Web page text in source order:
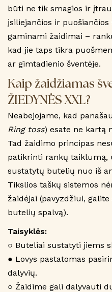
būti ne tik smagios ir
įsiliejančios ir
gaminami žaidimai –
kad jie taps tikra
ar gimtadienio šventėje.
Kaip žaidžiamas
ŽIEDYNĖS XXL?
Neabejojame, kad
Ring toss) esate ne kartą
Tad žaidimo principas
patikrinti rankų taiklumą,
sustatytų butelių nuo iš
Tikslios taškų sistemos
žaidėjai (pavyzdžiui,
butelių spalvą).
Taisyklės:
○ Buteliai sustatyti jiems
● Lovys pastatomas
dalyvių.
○ Žaidime gali dalyvauti